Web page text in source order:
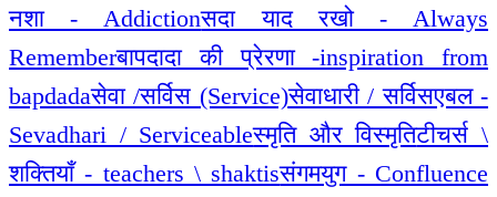
नशा - Addictionसदा याद रखो - Always
Rememberबापदादा की प्रेरणा -inspiration from
bapdadaसेवा /सर्विस (Service)सेवाधारी / सर्विसएबल -
Sevadhari / Serviceableस्मृति और विस्मृतिटीचर्स \
शक्तियाँ - teachers \ shaktisसंगमयुग - Confluence